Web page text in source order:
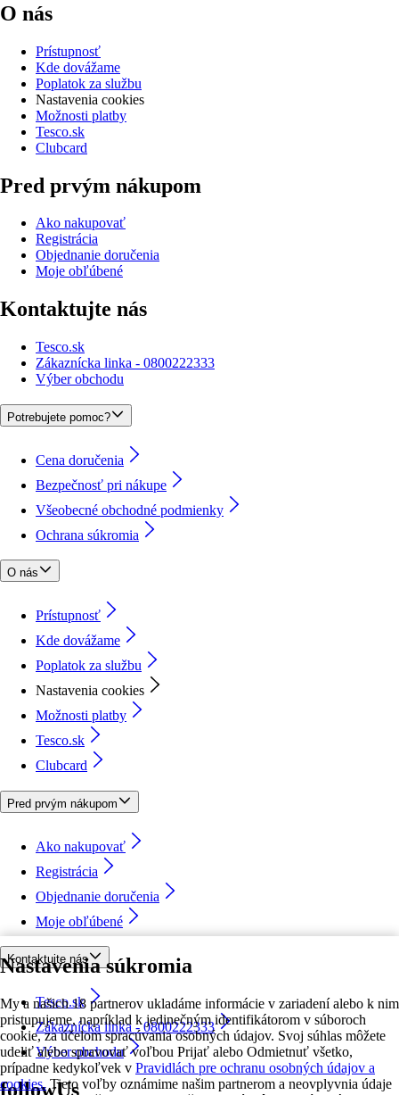
Nastavenia súkromia
My a našich 18 partnerov ukladáme informácie v zariadení alebo k nim
pristupujeme, napríklad k jedinečným identifikátorom v súboroch
cookie, za účelom spracúvania osobných údajov. Svoj súhlas môžete
udeliť alebo spravovať voľbou Prijať alebo Odmietnuť všetko,
prípadne kedykoľvek v Pravidlách pre ochranu osobných údajov a
cookies. Tieto voľby oznámime našim partnerom a neovplyvnia údaje
O nás
Prístupnosť
Kde dovážame
Poplatok za službu
Nastavenia cookies
Možnosti platby
Tesco.sk
Clubcard
Pred prvým nákupom
Ako nakupovať
Registrácia
Objednanie doručenia
Moje obľúbené
Kontaktujte nás
Tesco.sk
Zákaznícka linka - 0800222333
Výber obchodu
Potrebujete pomoc?
Cena doručenia
Bezpečnosť pri nákupe
Všeobecné obchodné podmienky
Ochrana súkromia
O nás
Prístupnosť
Kde dovážame
Poplatok za službu
Nastavenia cookies
Možnosti platby
Tesco.sk
Clubcard
Pred prvým nákupom
Ako nakupovať
Registrácia
Objednanie doručenia
Moje obľúbené
Kontaktujte nás
Tesco.sk
Zákaznícka linka - 0800222333
Výber obchodu
followUs